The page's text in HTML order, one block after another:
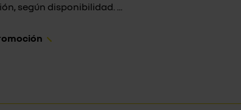
según disponibilidad. ...